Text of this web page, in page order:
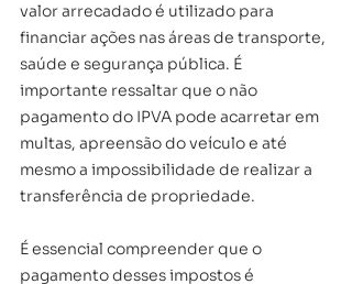
valor arrecadado é utilizado para
financiar ações nas áreas de transporte,
saúde e segurança pública. É
importante ressaltar que o não
pagamento do IPVA pode acarretar em
multas, apreensão do veículo e até
mesmo a impossibilidade de realizar a
transferência de propriedade.
É essencial compreender que o
pagamento desses impostos é